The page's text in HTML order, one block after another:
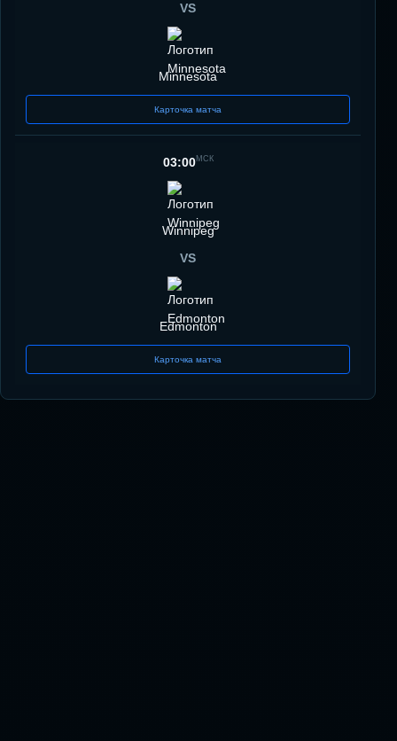
VS
Minnesota
Карточка матча
03:00МСК
Winnipeg
VS
Edmonton
Карточка матча